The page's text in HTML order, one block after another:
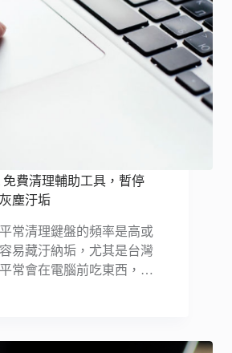
免費清理輔助工具，暫停
塵汙垢
常清理鍵盤的頻率是高或
易藏汙納垢，尤其是台灣
常會在電腦前吃東西，…